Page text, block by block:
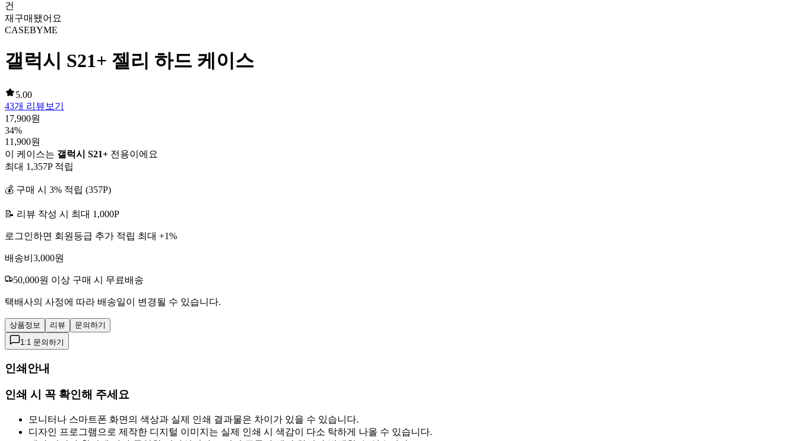
건
재구매됐어요
CASEBYME
갤럭시 S21+ 젤리 하드 케이스
5.00
43개 리뷰보기
17,900원
34%
11,900원
이 케이스는 갤럭시 S21+ 전용이에요
최대 1,357P 적립
💰 구매 시 3% 적립 (357P)
📝 리뷰 작성 시 최대 1,000P
로그인하면 회원등급 추가 적립 최대 +1%
배송비 3,000원
50,000원 이상 구매 시 무료배송
택배사의 사정에 따라 배송일이 변경될 수 있습니다.
상품정보 리뷰
문의하기
1:1 문의하기
인쇄안내
인쇄 시 꼭 확인해 주세요
모니터나 스마트폰 화면의 색상과 실제 인쇄 결과물은 차이가 있을 수 있습니다.
디자인 프로그램으로 제작한 디지털 이미지는 실제 인쇄 시 색감이 다소 탁하게 나올 수 있습니다.